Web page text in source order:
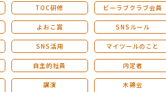
TOC研修 ビーラブクラブ会員
よおこ賞 SNSルール
SNS活用 マイツールのこと
自主的社員 内定者
講演 木鶏会